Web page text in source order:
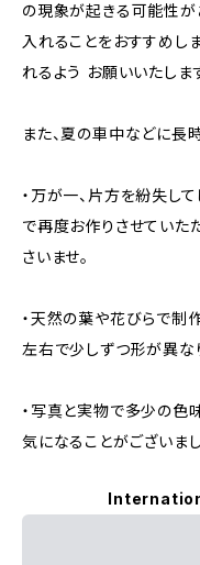
の現象が起きる可能性が
入れることをおすすめし
れるよう お願いいたします
また、夏の車中などに長
・万が一、片方を紛失し
で再度お作りさせていた
さいませ。
・天然の葉や花びらで制
左右で少しずつ形が異な
・写真と実物で多少の色
気になることがございま